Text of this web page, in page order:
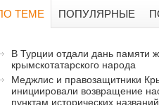
и
с
к
ТЕМЕ ПОПУЛЯРНЫЕ
В Турции отдали дань памяти
крымскотатарского народа
Меджлис и правозащитники
инициировали возвращение
пунктам исторических названий